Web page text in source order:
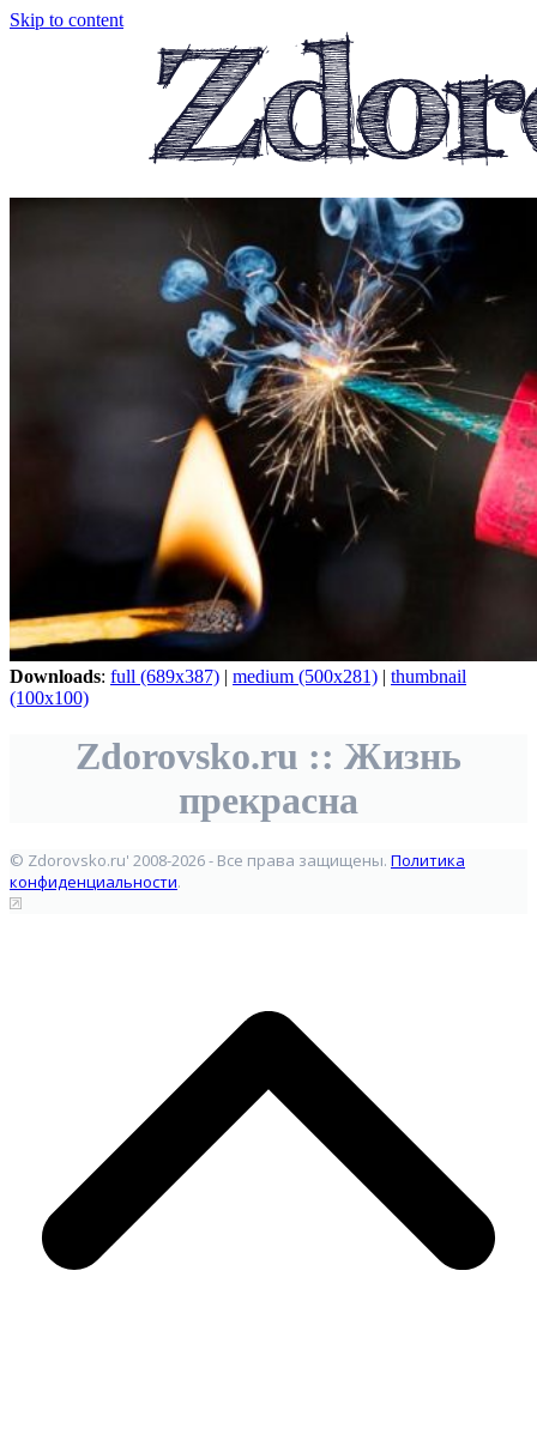
Skip to content
Downloads: full (689x387) | medium (500x281) | thumbnail
(100x100)
Zdorovsko.ru :: Жизнь
прекрасна
© Zdorovsko.ru' 2008-2026 - Все права защищены. Политика
конфиденциальности.